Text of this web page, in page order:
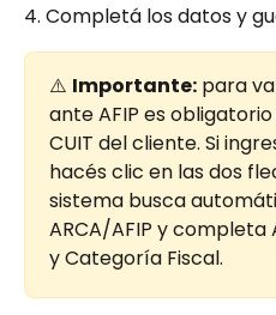
4. Completá los datos y
⚠️ Importante: para
ante AFIP es
CUIT del cliente. Si
hacés clic en las dos
sistema busca
ARCA/AFIP y completa
y Categoría Fiscal.